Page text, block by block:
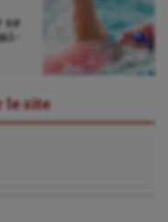
se
le site